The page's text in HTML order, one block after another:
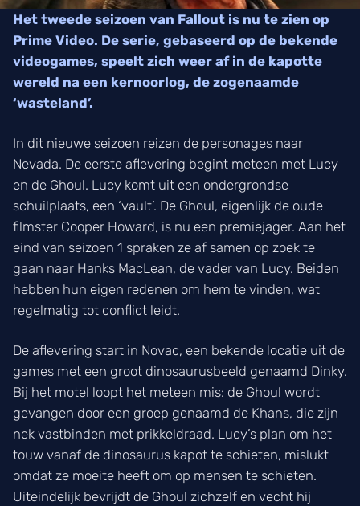
Het tweede seizoen van Fallout is nu te zien op
Prime Video. De serie, gebaseerd op de bekende
videogames, speelt zich weer af in de kapotte
wereld na een kernoorlog, de zogenaamde
‘wasteland’.
In dit nieuwe seizoen reizen de personages naar
Nevada. De eerste aflevering begint meteen met Lucy
en de Ghoul. Lucy komt uit een ondergrondse
schuilplaats, een ‘vault’. De Ghoul, eigenlijk de oude
filmster Cooper Howard, is nu een premiejager. Aan het
eind van seizoen 1 spraken ze af samen op zoek te
gaan naar Hanks MacLean, de vader van Lucy. Beiden
hebben hun eigen redenen om hem te vinden, wat
regelmatig tot conflict leidt.
De aflevering start in Novac, een bekende locatie uit de
games met een groot dinosaurusbeeld genaamd Dinky.
Bij het motel loopt het meteen mis: de Ghoul wordt
gevangen door een groep genaamd de Khans, die zijn
nek vastbinden met prikkeldraad. Lucy’s plan om het
touw vanaf de dinosaurus kapot te schieten, mislukt
omdat ze moeite heeft om op mensen te schieten.
Uiteindelijk bevrijdt de Ghoul zichzelf en vecht hij